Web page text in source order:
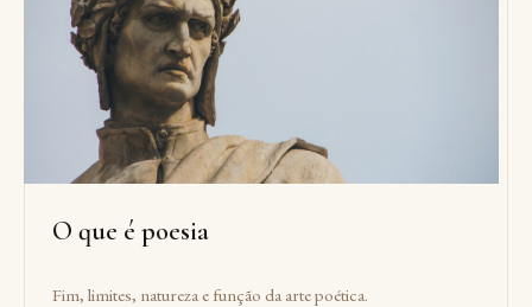
O que é poesia
Fim, limites, natureza e função da arte poética.